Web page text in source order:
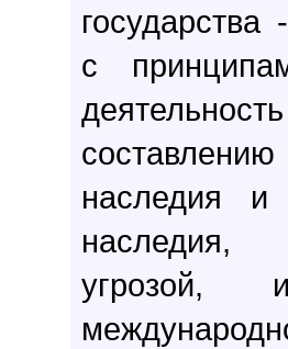
с
наследия и
наследия,